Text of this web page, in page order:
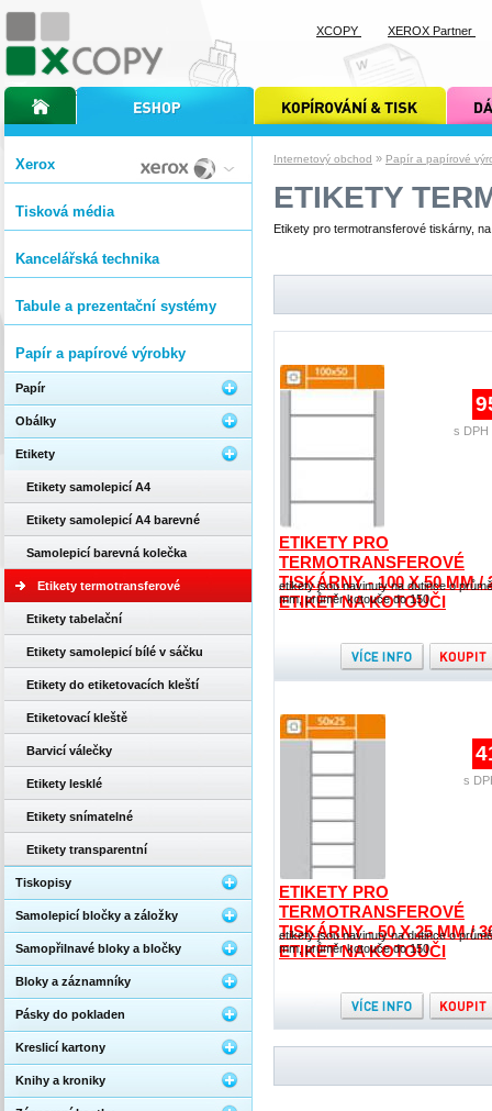
Internetový obchod » Papír a papírové
ETIKETY
Etikety pro termotransferové tiskárny,
ETIKETY PRO
TERMOTRANSFEROVÉ
TISKÁRNY - 100 X 50 MM /
ETIKET NA KOTOUČI
etikety jsou navinuty na dutince o
mm, průměr kotouče do 150
s DPH
ETIKETY PRO
TERMOTRANSFEROVÉ
TISKÁRNY - 50 X 25 MM /
ETIKET NA KOTOUČI
etikety jsou navinuty na dutince o
mm, průměr kotouče do 150
s
Xerox
Tisková média
Kancelářská technika
Tabule a prezentační systémy
Papír a papírové výrobky
Papír
Obálky
Etikety
Etikety samolepicí A4
Etikety samolepicí A4 barevné
Samolepicí barevná kolečka
Etikety termotransferové
Etikety tabelační
Etikety samolepicí bílé v sáčku
Etikety do etiketovacích kleští
Etiketovací kleště
Barvicí válečky
Etikety lesklé
Etikety snímatelné
Etikety transparentní
Tiskopisy
Samolepicí bločky a záložky
Samopřilnavé bloky a bločky
Bloky a záznamníky
Pásky do pokladen
Kreslicí kartony
Knihy a kroniky
úvodní stránka xcopyinternetový obchod xcopy kopírování a tisk xcopy dárkové
XCOPY XEROX Partner